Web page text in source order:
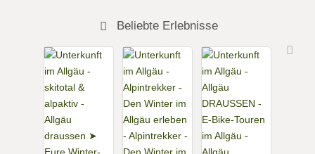
Beliebte Erlebnisse